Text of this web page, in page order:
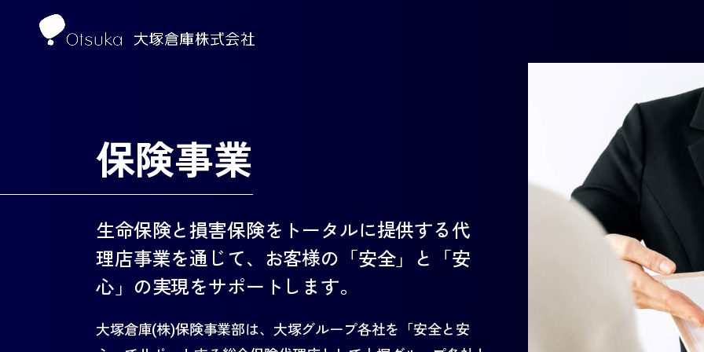
保険事業
生命保険と損害保険をトータルに提供する代
理店事業を通じて、お客様の「安全」と「安
心」の実現をサポートします。
大塚倉庫(株)保険事業部は、大塚グループ各社を「安全と安